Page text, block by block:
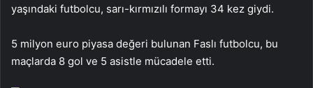
yaşındaki futbolcu, sarı-kırmızılı formayı 34 kez giydi.
5 milyon euro piyasa değeri bulunan Faslı futbolcu, bu
maçlarda 8 gol ve 5 asistle mücadele etti.